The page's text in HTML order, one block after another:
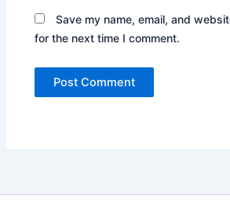
Save my name, email, and
for the next time I comment.